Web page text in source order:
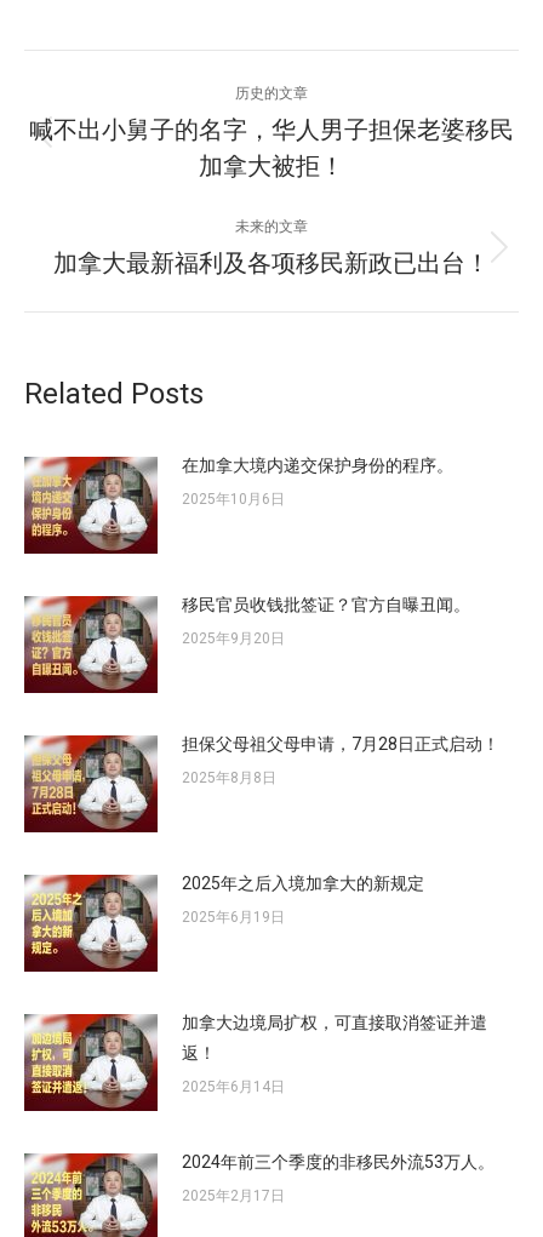
章
历史的文章
历
史
文
章：
喊不出小舅子的名字，华人男子担保老婆移民
加拿大被拒！
未来的文章
未
加拿大最新福利及各项移民新政已出台！
Related Posts
在加拿大境内递交保护身份的程序。
2025年10月6日
移民官员收钱批签证？官方自曝丑闻。
2025年9月20日
担保父母祖父母申请，7月28日正式启动！
2025年8月8日
2025年之后入境加拿大的新规定
2025年6月19日
加拿大边境局扩权，可直接取消签证并遣
返！
2025年6月14日
2024年前三个季度的非移民外流53万人。
2025年2月17日